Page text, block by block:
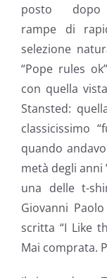
posto
rampe di
selezione
“Pope rules
con quella
Stansted:
classicissimo
quando
metà degli anni
una delle t-
Giovanni
scritta “I Like
Mai comprata.